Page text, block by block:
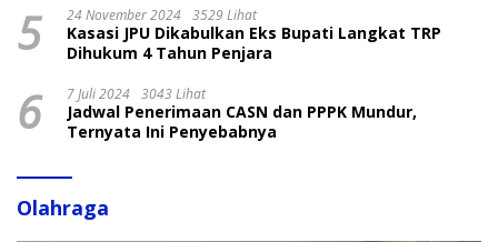
5 24 November 2024 3529 Lihat
Kasasi JPU Dikabulkan Eks Bupati Langkat TRP
Dihukum 4 Tahun Penjara
6 7 Juli 2024 3043 Lihat
Jadwal Penerimaan CASN dan PPPK Mundur,
Ternyata Ini Penyebabnya
Olahraga